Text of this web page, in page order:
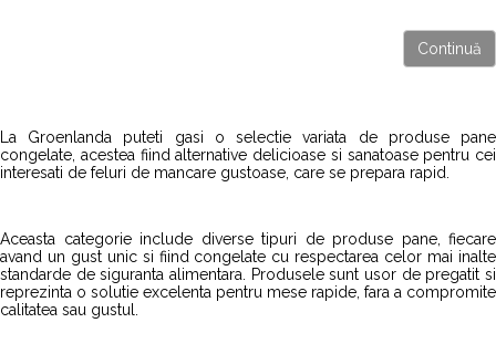
Continuă
La Groenlanda puteti gasi o selectie variata de produse pane
congelate, acestea fiind alternative delicioase si sanatoase pentru cei
interesati de feluri de mancare gustoase, care se prepara rapid.
Aceasta categorie include diverse tipuri de produse pane, fiecare
avand un gust unic si fiind congelate cu respectarea celor mai inalte
standarde de siguranta alimentara. Produsele sunt usor de pregatit si
reprezinta o solutie excelenta pentru mese rapide, fara a compromite
calitatea sau gustul.